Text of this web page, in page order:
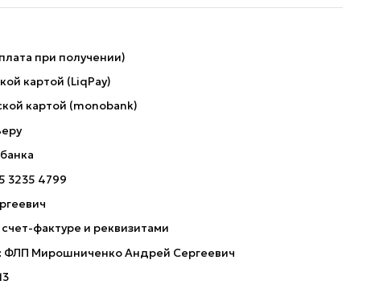
при получении)
картой (LiqPay)
картой (monobank)
3235 4799
фактуре и реквизитами
ФЛП Мирошниченко Андрей Сергеевич